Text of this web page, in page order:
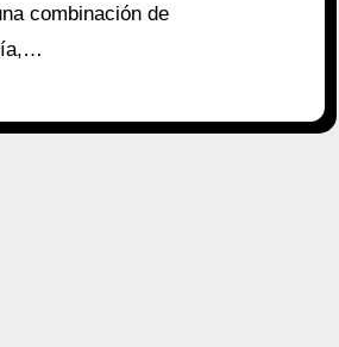
combinación de